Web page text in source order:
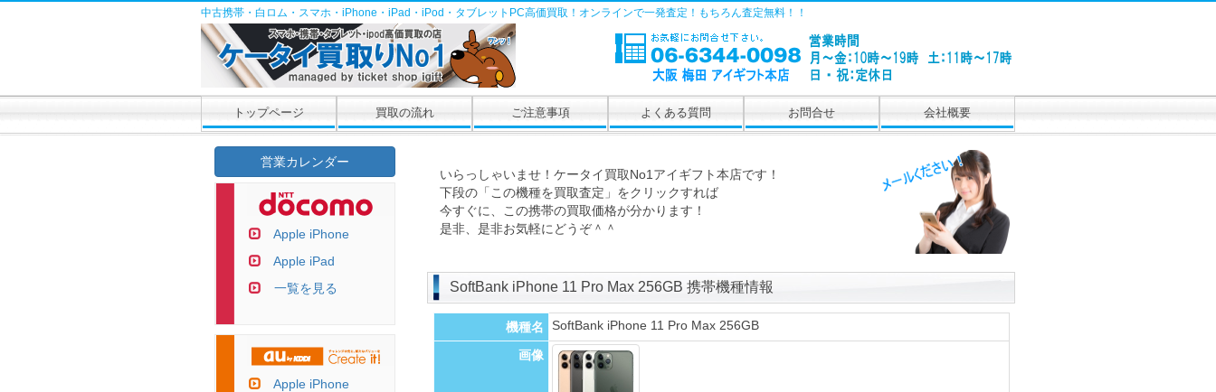
中古携帯・白ロム・スマホ・iPhone・iPad・iPod・タブレットPC高価買取！オンラインで一発査定！もちろん査定無料！！
トップページ 買取の流れ ご注意事項 よくある質問 お問合せ 会社概要
いらっしゃいませ！ケータイ買取No1アイギフト本店です！
下段の「この機種を買取査定」をクリックすれば
今すぐに、この携帯の買取価格が分かります！
是非、是非お気軽にどうぞ＾＾
SoftBank iPhone 11 Pro Max 256GB 携帯機種情報
機種名 SoftBank iPhone 11 Pro Max 256GB
画像
営業カレンダー
Apple iPhone
Apple iPad
一覧を見る
Apple iPhone